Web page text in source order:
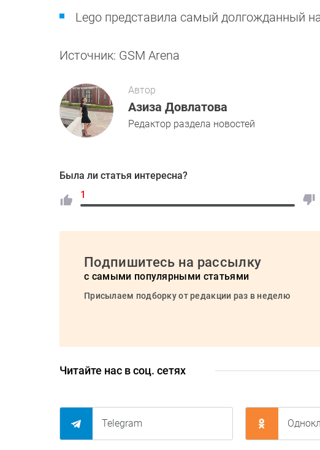
Lego представила самый долгожданный
Источник: GSM Arena
Автор
Азиза Довлатова
Редактор раздела новостей
Была ли статья интересна?
1
Подпишитесь на рассылку
с самыми популярными статьями
Присылаем подборку от редакции раз в неделю
Читайте нас в соц. сетях
Telegram